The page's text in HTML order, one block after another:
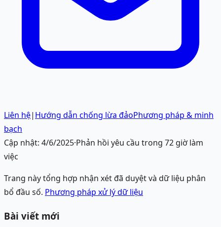
Liên hệ| Hướng dẫn chống lừa đảoPhương pháp & minh
bạch
Cập nhật: 4/6/2025·Phản hồi yêu cầu trong 72 giờ làm
việc
Trang này tổng hợp nhận xét đã duyệt và dữ liệu phân
bổ đầu số. Phương pháp xử lý dữ liệu
Bài viết mới